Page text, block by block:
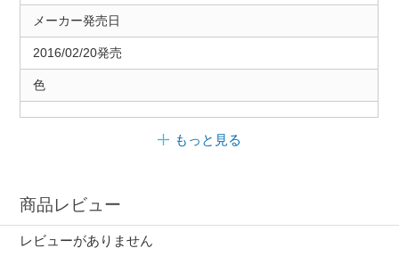
メーカー発売日
2016/02/20発売
色
もっと見る
商品レビュー
レビューがありません